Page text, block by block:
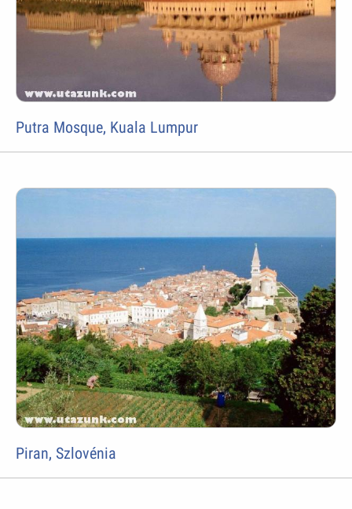
Putra Mosque, Kuala Lumpur
Piran, Szlovénia